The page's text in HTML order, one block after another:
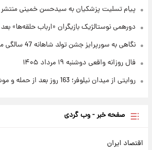
شد
پیام تسلیت پزشکیان به سیدحسن خمینی منتشر
دورهمی نوستالژیک بازیگران «ارباب حلقه‌ها» بعد از ۲۳ سال + عکس
نگاهی به سورپرایز جشن تولد شاهانه 47 سالگی محمدرضا گلزار در دبی
فال روزانه واقعی دوشنبه ۱۹ مرداد ۱۴۰۵
روایتی از میدان نیلوفر؛ 163 روز بعد از حمله و موشکباران
صفحه خبر - وب گردی
اقتصاد ایران